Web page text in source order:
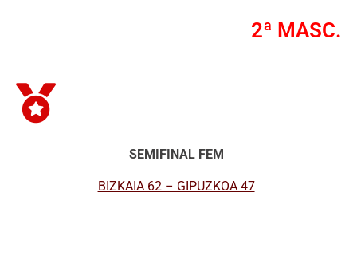
2ª MASC.
SEMIFINAL FEM
BIZKAIA 62 – GIPUZKOA 47